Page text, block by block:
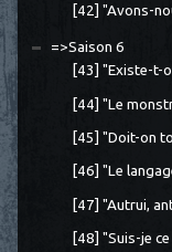
[42] "Avons-
=>Saison 6
[43] "Existe-t-
[44] "Le
[45] "Doit-on
[46] "Le
[47] "Autrui,
[48] "Suis-je